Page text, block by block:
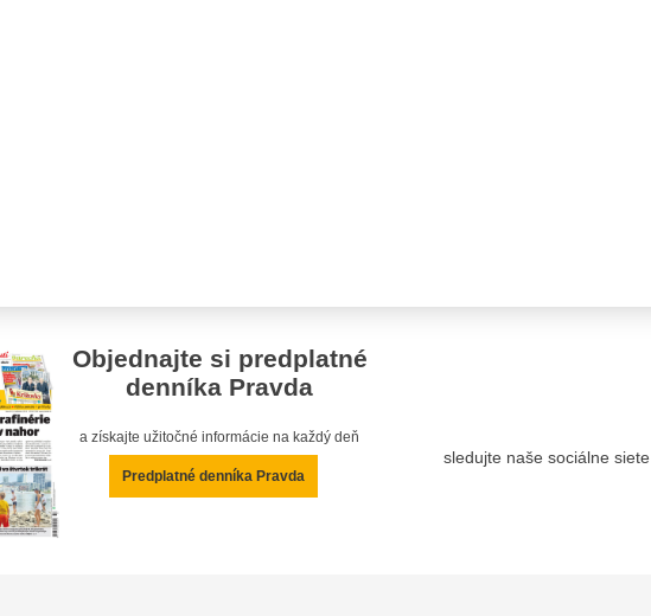
Objednajte si predplatné
denníka Pravda
a získajte užitočné informácie na každý deň
Predplatné denníka Pravda
sledujte naše sociálne siete